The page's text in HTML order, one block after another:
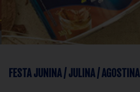
FESTA JUNINA / JULINA / AGOSTINA